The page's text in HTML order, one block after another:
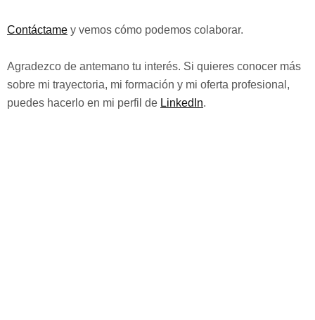
Contáctame y vemos cómo podemos colaborar.
Agradezco de antemano tu interés. Si quieres conocer más
sobre mi trayectoria, mi formación y mi oferta profesional,
puedes hacerlo en mi perfil de LinkedIn.